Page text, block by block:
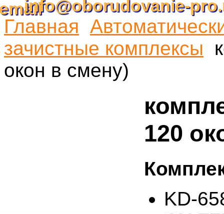
info@oborudovanie-
Главная
зачистные комплексы
окон в смену)
120
KD-